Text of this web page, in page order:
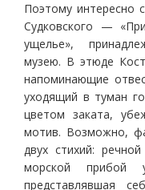
Поэтому интересно
Судковского —
ущелье»,
музею. В этюде
напоминающие
уходящий в туман
цветом заката,
мотив. Возможно,
двух стихий:
морской прибой
представлявшая